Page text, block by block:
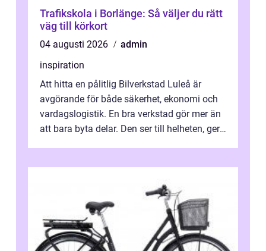
Trafikskola i Borlänge: Så väljer du rätt
väg till körkort
04 augusti 2026
admin
inspiration
Att hitta en pålitlig Bilverkstad Luleå är
avgörande för både säkerhet, ekonomi och
vardagslogistik. En bra verkstad gör mer än
att bara byta delar. Den ser till helheten, ger